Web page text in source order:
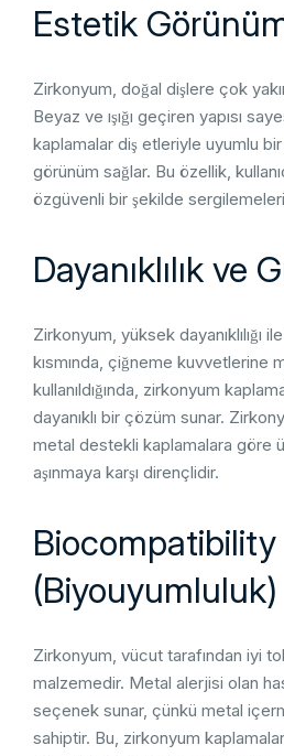
Estetik
Zirkonyum, doğal dişlere çok
Beyaz ve ışığı geçiren yapısı
kaplamalar diş etleriyle uyumlu
görünüm sağlar. Bu özellik,
özgüvenli bir şekilde
Dayanıklılık ve
Zirkonyum, yüksek dayanıklılığı
kısmında, çiğneme kuvvetlerine
kullanıldığında, zirkonyum
dayanıklı bir çözüm sunar.
metal destekli kaplamalara göre
aşınmaya karşı dirençlidir.
Biocompatibility
(Biyouyumluluk)
Zirkonyum, vücut tarafından iyi
malzemedir. Metal alerjisi olan
seçenek sunar, çünkü metal
sahiptir. Bu, zirkonyum